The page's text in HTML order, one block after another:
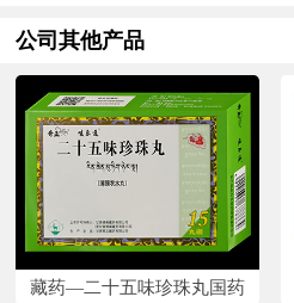
公司其他产品
藏药—二十五味珍珠丸国药